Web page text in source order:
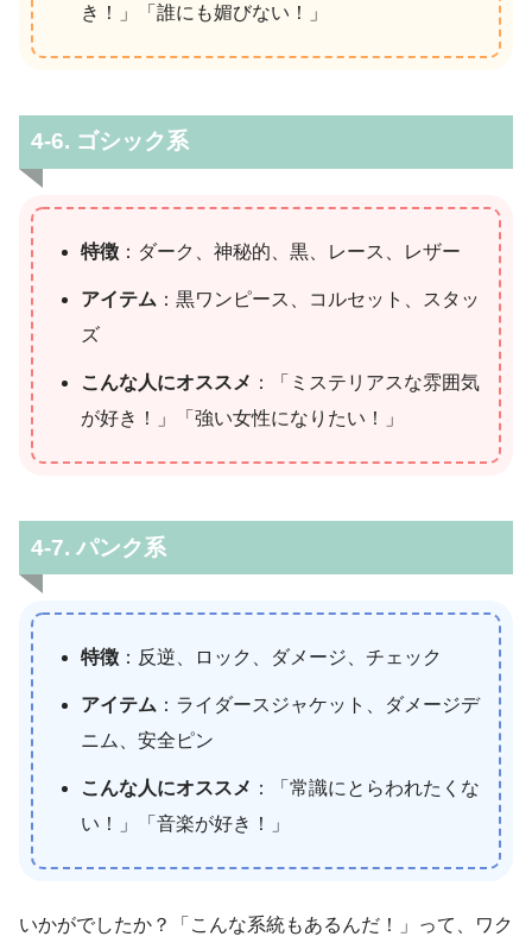
き！」「誰にも媚びない！」
4-6. ゴシック系
特徴 ：ダーク、神秘的、黒、レース、レザー
アイテム ：黒ワンピース、コルセット、スタッ
ズ
こんな人にオススメ ：「ミステリアスな雰囲気
が好き！」「強い女性になりたい！」
4-7. パンク系
特徴 ：反逆、ロック、ダメージ、チェック
アイテム ：ライダースジャケット、ダメージデ
ニム、安全ピン
こんな人にオススメ ：「常識にとらわれたくな
い！」「音楽が好き！」
いかがでしたか？「こんな系統もあるんだ！」って、ワク